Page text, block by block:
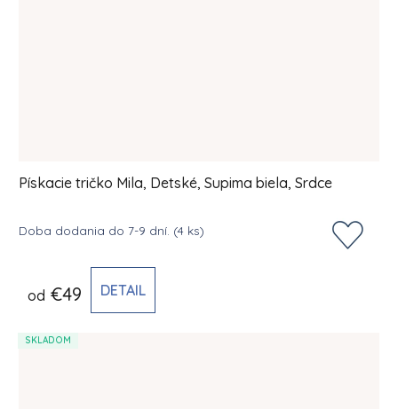
Pískacie tričko Mila, Detské, Supima biela, Srdce
Doba dodania do 7-9 dní. (4 ks)
od €49 DETAIL
SKLADOM